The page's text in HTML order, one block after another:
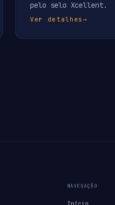
pelo selo Xcellent.
Ver detalhes→
NAVEGAÇÃO